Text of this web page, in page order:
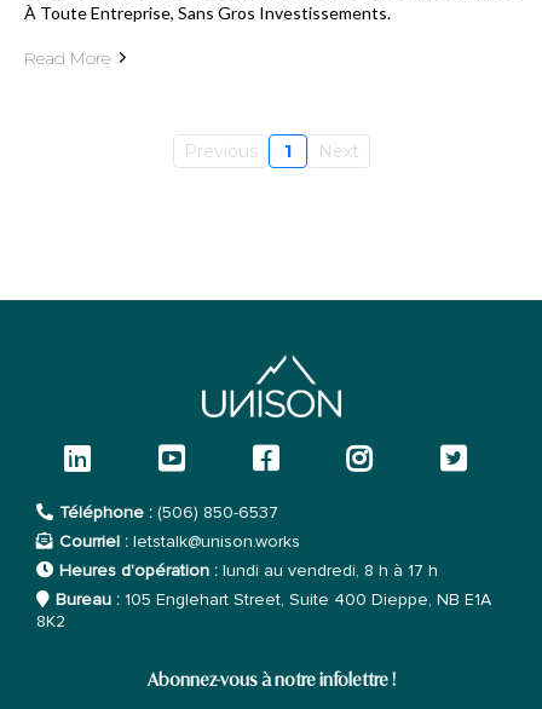
À Toute Entreprise, Sans Gros Investissements.
Read More
Previous 1 Next
Téléphone : (506) 850-6537
Courriel : letstalk@unison.works
Heures d'opération : lundi au vendredi, 8 h à 17 h
Bureau : 105 Englehart Street, Suite 400 Dieppe, NB E1A
8K2
Abonnez-vous à notre infolettre !